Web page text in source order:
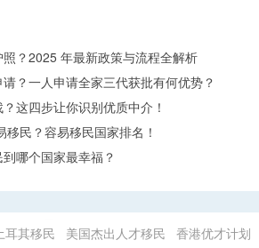
？2025 年最新政策与流程全解析​
？一人申请全家三代获批有何优势？​
这四步让你识别优质中介！
民？容易移民国家排名！
哪个国家最幸福？
耳其移民 美国杰出人才移民 香港优才计划